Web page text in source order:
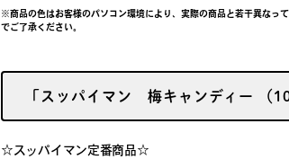
※商品の色はお客様のパソコン環境により、実際の商品と若干異なっ
でご了承ください。
「スッパイマン 梅キャンディー （
☆スッパイマン定番商品☆